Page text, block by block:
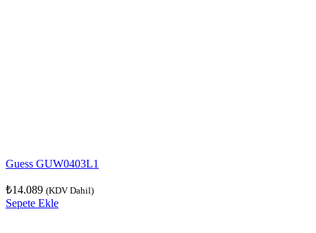
Guess GUW0403L1
₺14.089 (KDV Dahil)
Sepete Ekle